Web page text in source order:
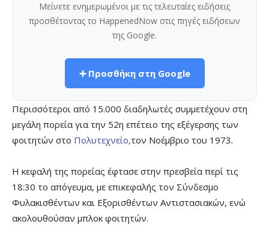
Μείνετε ενημερωμένοι με τις τελευταίες ειδήσεις
προσθέτοντας το HappenedNow στις πηγές ειδήσεων
της Google.
➕ Προσθήκη στη Google
Περισσότεροι από 15.000 διαδηλωτές συμμετέχουν στη
μεγάλη πορεία για την 52η επέτειο της εξέγερσης των
φοιτητών στο Πολυτεχνείο,τον Νοέμβριο του 1973.
Η κεφαλή της πορείας έφτασε στην πρεσβεία περί τις
18:30 το απόγευμα, με επικεφαλής τον Σύνδεσμο
Φυλακισθέντων και Εξορισθέντων Αντιστασιακών, ενώ
ακολουθούσαν μπλοκ φοιτητών.